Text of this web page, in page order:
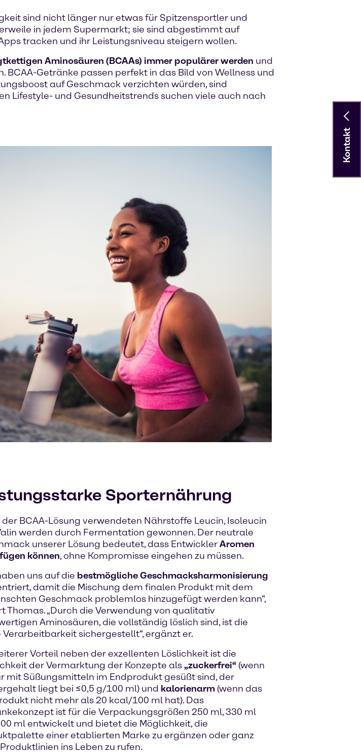
sind nicht länger nur etwas für Spitzensportler und
in jedem Supermarkt; sie sind abgestimmt auf
tracken und ihr Leistungsniveau steigern wollen.
Aminosäuren (BCAAs) immer populärer werden und
Getränke passen perfekt in das Bild von Wellness und
auf Geschmack verzichten würden, sind
Lifestyle- und Gesundheitstrends suchen viele auch nach
Sporternährung
der BCAA-Lösung verwendeten Nährstoffe Leucin, Isoleucin
werden durch Fermentation gewonnen. Der neutrale
unserer Lösung bedeutet, dass EntwicklerAromen
können, ohne Kompromisse eingehen zu müssen.
uns auf die bestmögliche Geschmacksharmonisierung
damit die Mischung dem finalen Produkt mit dem
Geschmack problemlos hinzugefügt werden kann“,
Thomas. „Durch die Verwendung von qualitativ
Aminosäuren, die vollständig löslich sind, ist die
Verarbeitbarkeit sichergestellt“, ergänzt er.
Vorteil neben der exzellenten Löslichkeit ist die
der Vermarktung der Konzepte als„zuckerfrei“ (wenn
mit Süßungsmitteln im Endprodukt gesüßt sind, der
liegt bei ≤0,5 g/100 ml) und kalorienarm (wenn das
nicht mehr als 20 kcal/100 ml hat). Das
ist für die Verpackungsgrößen 250 ml, 330 ml
ml entwickelt und bietet die Möglichkeit, die
einer etablierten Marke zu ergänzen oder ganz
ins Leben zu rufen.
Kontakt